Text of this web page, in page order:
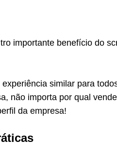
importante benefício do
similar para
não importa por qual
da empresa!